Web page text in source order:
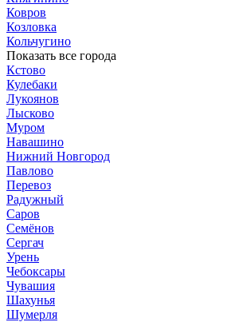
Ковров
Козловка
Кольчугино
Показать все города
Кстово
Кулебаки
Лукоянов
Лысково
Муром
Навашино
Нижний Новгород
Павлово
Перевоз
Радужный
Саров
Семёнов
Сергач
Урень
Чебоксары
Чувашия
Шахунья
Шумерля